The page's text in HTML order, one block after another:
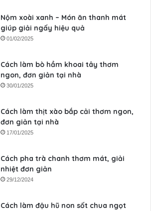
Nộm xoài xanh – Món ăn thanh mát
giúp giải ngấy hiệu quả
01/02/2025
Cách làm bò hầm khoai tây thơm
ngon, đơn giản tại nhà
30/01/2025
Cách làm thịt xào bắp cải thơm ngon,
đơn giản tại nhà
17/01/2025
Cách pha trà chanh thơm mát, giải
nhiệt đơn giản
29/12/2024
Cách làm đậu hũ non sốt chua ngọt